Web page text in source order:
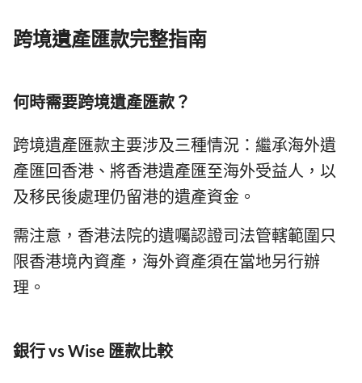
跨境遺產匯款完整指南
何時需要跨境遺產匯款？
跨境遺產匯款主要涉及三種情況：繼承海外遺
產匯回香港、將香港遺產匯至海外受益人，以
及移民後處理仍留港的遺產資金。
需注意，香港法院的遺囑認證司法管轄範圍只
限香港境內資產，海外資產須在當地另行辦
理。
銀行 vs Wise 匯款比較